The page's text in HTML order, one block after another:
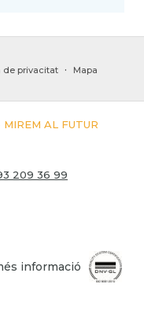
de privacitat ·
Mapa
AL FUTUR
209 36 99